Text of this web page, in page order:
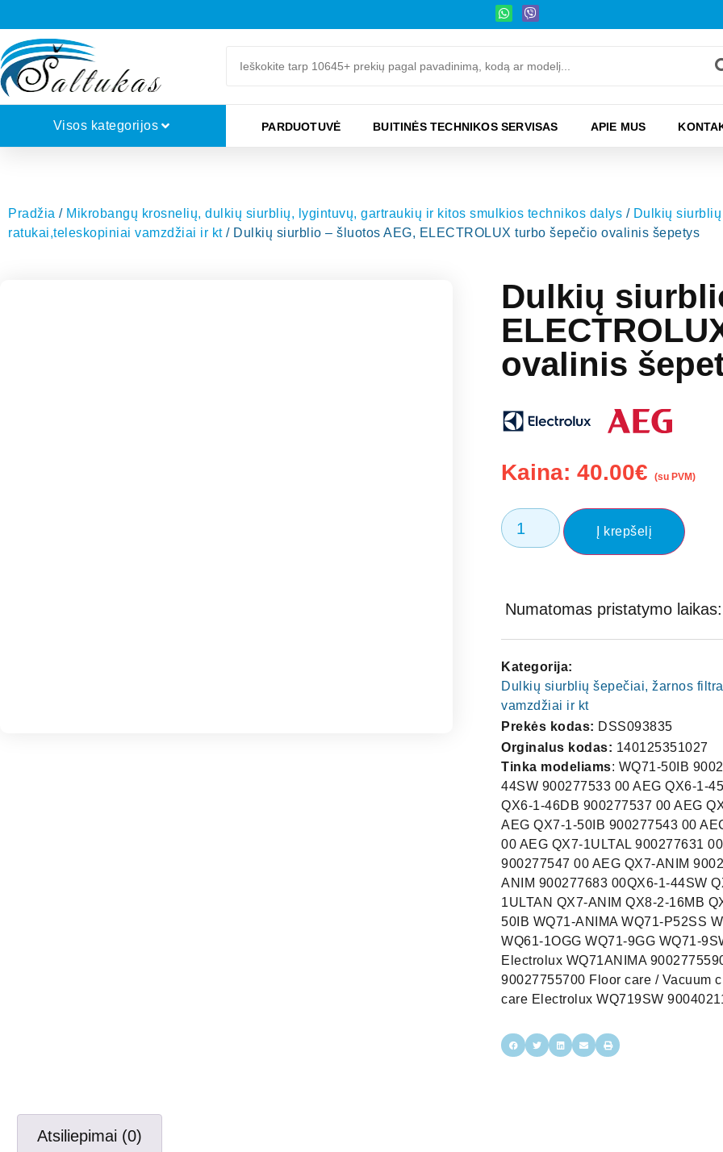
Visos kategorijos PARDUOTUVĖ BUITINĖS TECHNIKOS SERVISAS APIE MUS
Pradžia / Mikrobangų krosnelių, dulkių siurblių, lygintuvų, gartraukių ir kitos smulkios technikos dalys / Dulkių
ratukai,teleskopiniai vamzdžiai ir kt/ Dulkių siurblio – šluotos AEG, ELECTROLUX turbo šepečio ovalinis šepetys
Dulkių
ovalinis
Kaina:40.00€ (su PVM)
Į krepšelį
Numatomas pristatymo
Kategorija:
Dulkių siurblių šepečiai, žarnos
vamzdžiai ir kt
Prekės kodas: DSS093835
Orginalus kodas: 140125351027
Tinka modeliams: WQ71-50IB
44SW 900277533 00 AEG QX6-1-
QX6-1-46DB 900277537 00 AEG
AEG QX7-1-50IB 900277543 00
00 AEG QX7-1ULTAL 900277631
900277547 00 AEG QX7-ANIM
ANIM 900277683 00QX6-1-44SW
1ULTAN QX7-ANIM QX8-2-16MB
50IB WQ71-ANIMA WQ71-P52SS
WQ61-1OGG WQ71-9GG WQ71-
Electrolux WQ71ANIMA
90027755700 Floor care / Vacuum
care Electrolux WQ719SW
Atsiliepimai (0)